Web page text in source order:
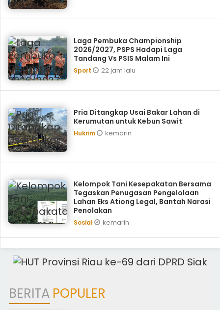
Laga Pembuka Championship
2026/2027, PSPS Hadapi Laga
Tandang Vs PSIS Malam Ini
Sport 22 jam lalu
Pria Ditangkap Usai Bakar Lahan di
Kerumutan untuk Kebun Sawit
Hukrim kemarin
Kelompok Tani Kesepakatan Bersama
Tegaskan Penugasan Pengelolaan
Lahan Eks Ationg Legal, Bantah Narasi
Penolakan
Sosial kemarin
BERITA POPULER